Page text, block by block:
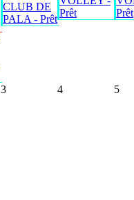
CLUB DE
PALA - Prêt
Prêt
Prêt
3 4 5